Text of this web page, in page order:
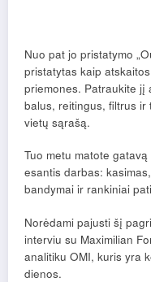
Nuo pat jo pristatymo
pristatytas kaip
priemones. Patraukite jį
balus, reitingus, filtrus
vietų sąrašą.
Tuo metu matote
esantis darbas:
bandymai ir rankiniai
Norėdami pajusti šį
interviu su Maximilian
analitiku OMI, kuris yra
dienos.